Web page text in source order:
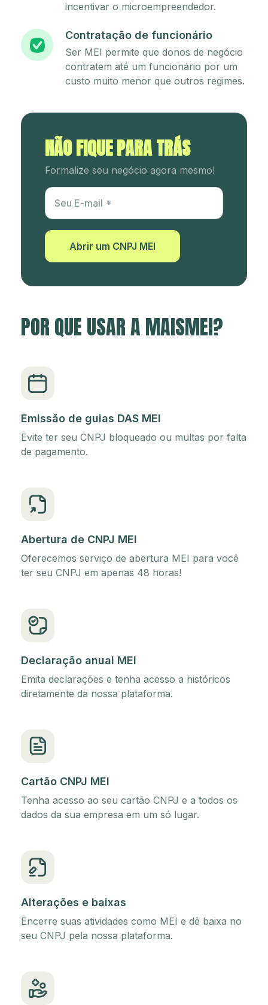
incentivar o microempreendedor.
Contratação de funcionário
Ser MEI permite que donos de negócio
contratem até um funcionário por um
custo muito menor que outros regimes.
NÃO FIQUE PARA TRÁS
Formalize seu negócio agora mesmo!
Utm Content
Seu E-mail
Abrir um CNPJ MEI
POR QUE USAR A MAISMEI?
Emissão de guias DAS MEI
Evite ter seu CNPJ bloqueado ou multas por falta
de pagamento.
Abertura de CNPJ MEI
Oferecemos serviço de abertura MEI para você
ter seu CNPJ em apenas 48 horas!
Declaração anual MEI
Emita declarações e tenha acesso a históricos
diretamente da nossa plataforma.
Cartão CNPJ MEI
Tenha acesso ao seu cartão CNPJ e a todos os
dados da sua empresa em um só lugar.
Alterações e baixas
Encerre suas atividades como MEI e dê baixa no
seu CNPJ pela nossa plataforma.